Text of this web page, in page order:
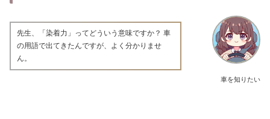
車を知りたい
先生、「染着力」ってどういう意味ですか？ 車
の用語で出てきたんですが、よく分かりませ
ん。